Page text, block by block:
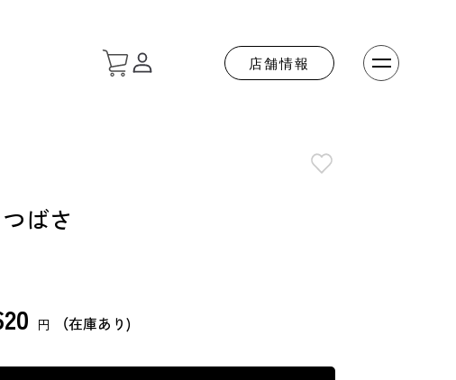
店舗情報
ばさ
円 （在庫あり)